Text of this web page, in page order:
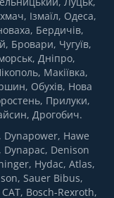
Ізмаїл, Одеса,
Бердичів,
Бровари, Чугуїв,
Дніпро,
Макіївка,
Обухів, Нова
Прилуки,
Дрогобич.
Dynapower, Hawe
Denison
Hydac, Atlas,
Sauer Bibus,
Bosch-Rexroth,